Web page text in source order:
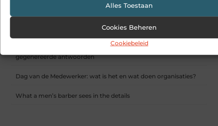
Alles Toestaan
Cookies Beheren
Cookiebeleid
Een deur die open blijft zonder gedoe
Sitcon: Specialist in beveiligingsoplossingen en
gegenereerde antwoorden
Dag van de Medewerker: wat is het en wat doen organisaties?
What a men’s barber sees in the details